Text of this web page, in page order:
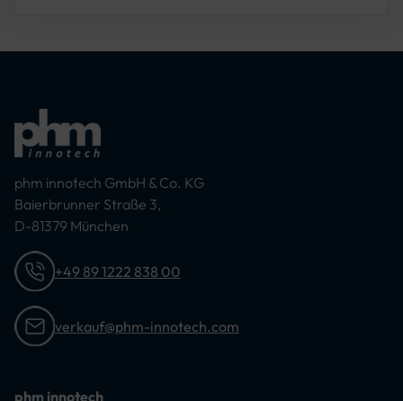
phm innotech GmbH & Co. KG
Baierbrunner Straße 3,
D-81379 München
+49 89 1222 838 00
verkauf@phm-innotech.com
phm innotech